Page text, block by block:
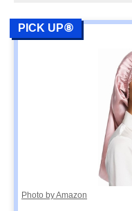
PICK UP⑧
Photo by Amazon